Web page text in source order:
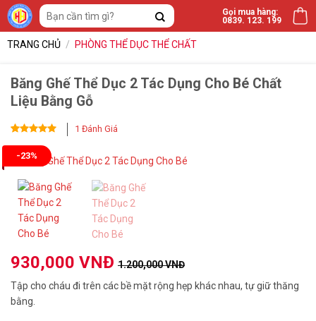
Bỏ
qua
nội
Tìm
kiếm:
Gọi mua hàng:
0839. 123. 199
TRANG CHỦ / PHÒNG THỂ DỤC THỂ CHẤT
Băng Ghế Thể Dục 2 Tác Dụng Cho Bé Chất
Liệu Bằng Gỗ
5trên 5
dựa trên
1
đánh giá
1 Đánh Giá
-23%
930,000 VNĐ 1.200,000VNĐ
Tập cho cháu đi trên các bề mặt rộng hẹp khác nhau, tự giữ thăng
bằng.